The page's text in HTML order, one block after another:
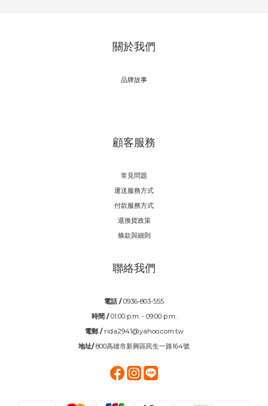
關於我們
品牌故事
顧客服務
常見問題
運送服務方式
付款服務方式
退換貨政策
條款與細則
聯絡我們
電話 /0936-803-555
時間 /01:00 p.m. - 09:00 p.m.
電郵 / rida2941@yahoo.com.tw
地址/800高雄市新興區民生一路164號